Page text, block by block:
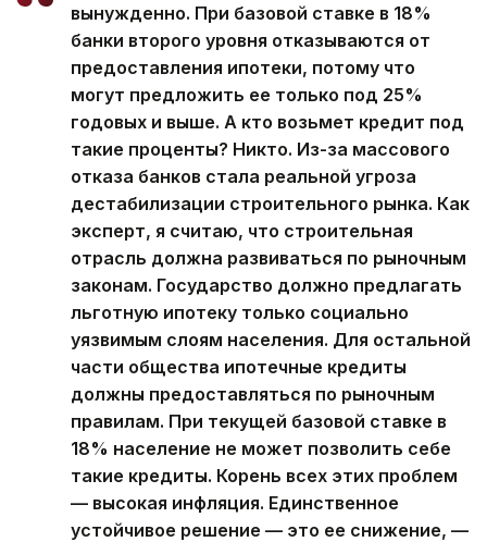
вынужденно. При базовой ставке в 18%
банки второго уровня отказываются от
предоставления ипотеки, потому что
могут предложить ее только под 25%
годовых и выше. А кто возьмет кредит под
такие проценты? Никто. Из-за массового
отказа банков стала реальной угроза
дестабилизации строительного рынка. Как
эксперт, я считаю, что строительная
отрасль должна развиваться по рыночным
законам. Государство должно предлагать
льготную ипотеку только социально
уязвимым слоям населения. Для остальной
части общества ипотечные кредиты
должны предоставляться по рыночным
правилам. При текущей базовой ставке в
18% население не может позволить себе
такие кредиты. Корень всех этих проблем
— высокая инфляция. Единственное
устойчивое решение — это ее снижение, —